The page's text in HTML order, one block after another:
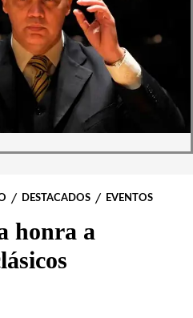
DESTACADOS EVENTOS
honra a